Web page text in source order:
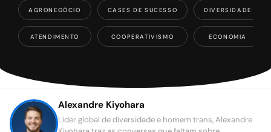
AGRONEGÓCIO
ATENDIMENTO
CASES DE SUCESSO
COOPERATIVISMO
DIVERSIDADE
ECONOMIA
Alexandre Kiyohara
Líder global de diversidade e homem trans, Alexandre